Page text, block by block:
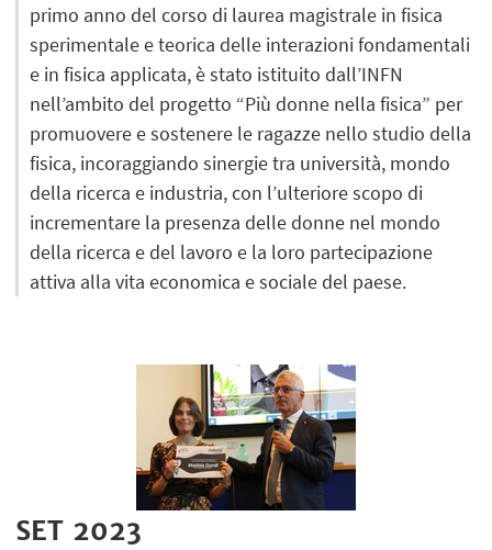
primo anno del corso di laurea magistrale in fisica
sperimentale e teorica delle interazioni fondamentali
e in fisica applicata, è stato istituito dall’INFN
nell’ambito del progetto “Più donne nella fisica” per
promuovere e sostenere le ragazze nello studio della
fisica, incoraggiando sinergie tra università, mondo
della ricerca e industria, con l’ulteriore scopo di
incrementare la presenza delle donne nel mondo
della ricerca e del lavoro e la loro partecipazione
attiva alla vita economica e sociale del paese.
SET 2023